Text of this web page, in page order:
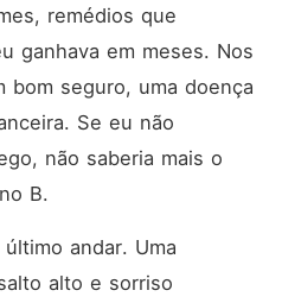
volta a sorrir. E isso muda
tudo. O que deveria ser
apenas trabalho se
transforma em tensão. Em
desejo. Em ciúme possessivo
quando Rafael percebe que
outro homem. Ele tenta
resiste. Ele a quer. Inteira.
proibida. Só que o passado
remédios que
ganhava em meses. Nos
bom seguro, uma doença
Se eu não
não saberia mais o
B.
andar. Uma
alto e sorriso